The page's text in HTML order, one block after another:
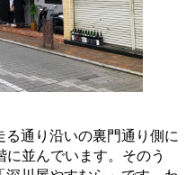
通り沿いの裏門通り側に
並んでいます。そのう